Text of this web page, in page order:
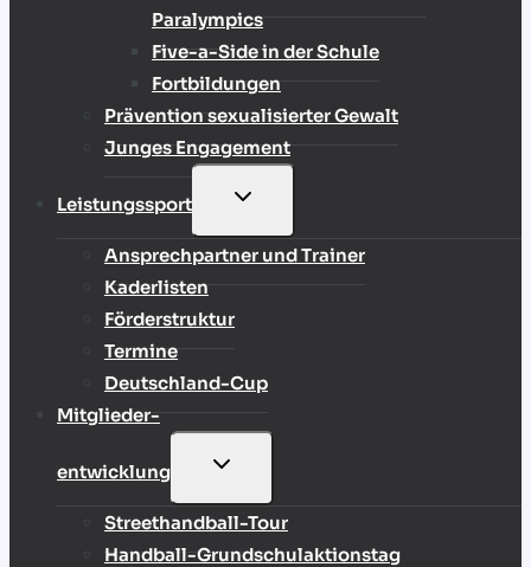
Paralympics
Five-a-Side in der Schule
Fortbildungen
Prävention sexualisierter Gewalt
Junges Engagement
Leistungssport
UNTERMENÜ
Ansprechpartner und Trainer
Kaderlisten
Förderstruktur
Termine
Deutschland-Cup
Mitglieder-
entwicklung
UNTERMENÜ
Streethandball-Tour
Handball-Grundschulaktionstag